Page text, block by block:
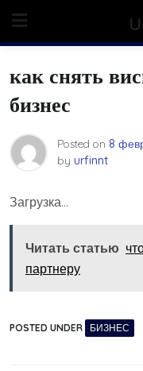
content
как снять
бизнес
Posted on 8
by urfinnt
Загрузка…
Читать статью
партнеру
POSTED UNDER БИЗНЕС